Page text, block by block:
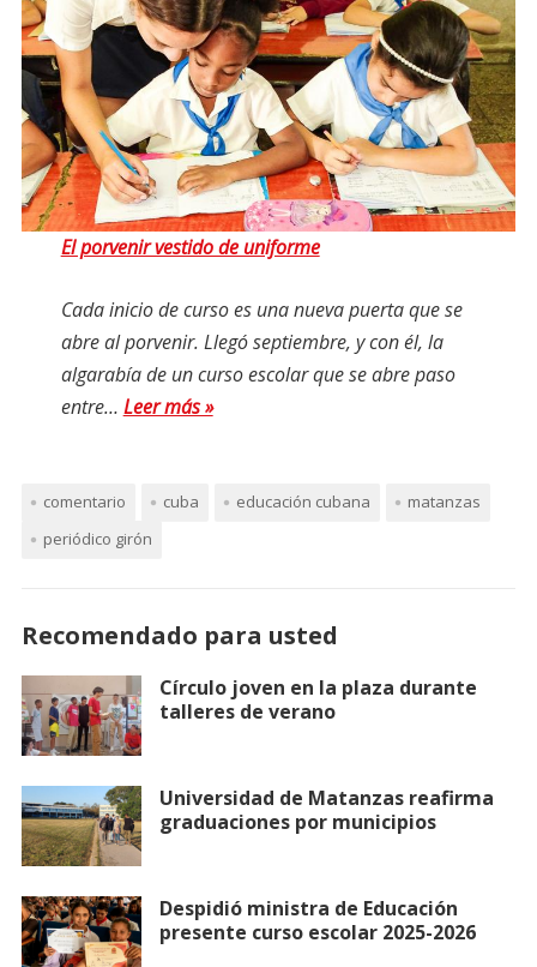
El porvenir vestido de uniforme
Cada inicio de curso es una nueva puerta que se
abre al porvenir. Llegó septiembre, y con él, la
algarabía de un curso escolar que se abre paso
entre… Leer más »
comentario cuba educación cubana
matanzas
periódico girón
Recomendado para usted
Círculo joven en la plaza durante
talleres de verano
Universidad de Matanzas reafirma
graduaciones por municipios
Despidió ministra de Educación
presente curso escolar 2025-2026